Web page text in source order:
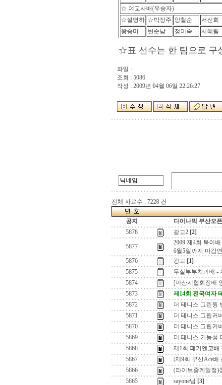
☆ 여교사배(우승자)
☆설명하 ☆박정주 양철순
서선희
왕승미
변순남 정미숙 서혜림
☆표 선수는 한 팀으로 구
파일 :
조회 : 5086
작성 : 2009년 04월 06일 22:26:27
전체 자료수 : 7228 건
공지
다이나믹 부산오
5878
광고2 [2]
5877
2009 제4회 북이
6월5일까지 마감
5876
광고 [1]
5875
두실부부치과배 -
5874
[마산시협회장배
5873
제14회 전국여자
5872
더 테니스 그린윙
5871
더 테니스 그립커
5870
더 테니스 그립커
5869
더 테니스 기능성
5868
제1회 페기엔코배
5867
[제9회 부산Ace
5866
(라이브중계일정)
5865
sayone님 [3]